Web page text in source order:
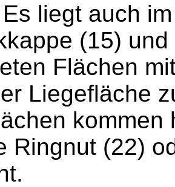
Es liegt auch
(15)
Flächen
Liegefläche
Ringnut (22)